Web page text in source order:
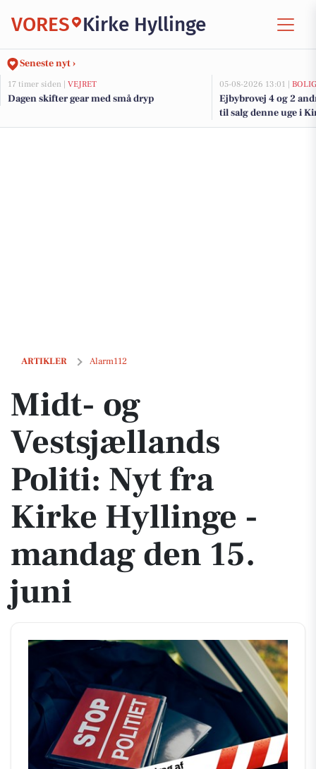
VORES Kirke Hyllinge
Seneste nyt ›
17 timer siden | VEJRET
Dagen skifter gear med små dryp
05-08-2026 13:01 |
Ejbybrovej 4 og 2
til salg denne uge i
boligerne her.
ARTIKLER Alarm112
Midt- og Vestsjællands Politi: Nyt fra Kirke Hyllinge - mandag den
Midt- og
Vestsjællands
Politi: Nyt fra
Kirke Hyllinge -
mandag den 15.
juni